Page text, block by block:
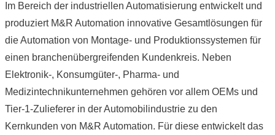
Im Bereich der industriellen Automatisierung entwickelt und
produziert M&R Automation innovative Gesamtlösungen für
die Automation von Montage- und Produktionssystemen für
einen branchenübergreifenden Kundenkreis. Neben
Elektronik-, Konsumgüter-, Pharma- und
Medizintechnikunternehmen gehören vor allem OEMs und
Tier-1-Zulieferer in der Automobilindustrie zu den
Kernkunden von M&R Automation. Für diese entwickelt das